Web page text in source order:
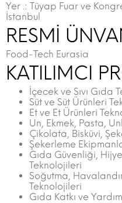
Yer .: Tüyap Fuar ve
İstanbul
RESMİ
Food-Tech Eurasia
KATILIMCI
İçecek ve Sıvı Gıda
Süt ve Süt Ürünleri
Et ve Et Ürünleri
Un, Ekmek, Pasta,
Çikolata, Bisküvi,
Şekerleme
Gıda Güvenliği,
Teknolojileri
Soğutma,
Teknolojileri
Gıda Katkı ve